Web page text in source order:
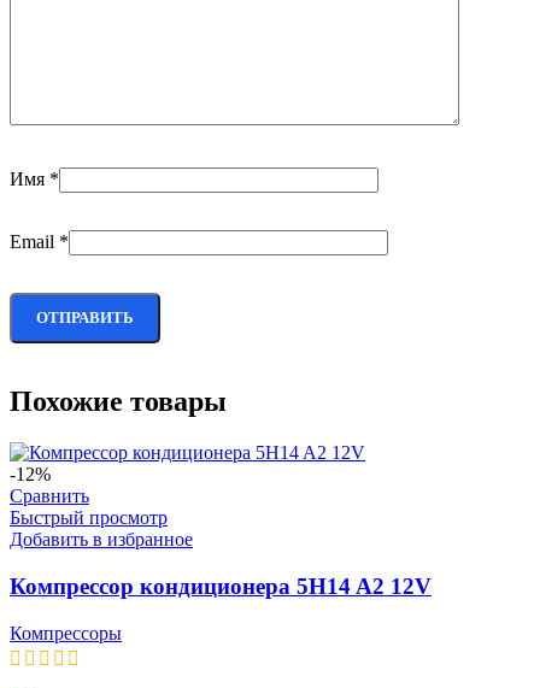
Имя *
Email *
Похожие товары
-12%
Сравнить
Быстрый просмотр
Добавить в избранное
Компрессор кондиционера 5H14 A2 12V
Компрессоры